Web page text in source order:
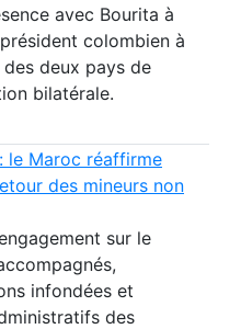
avec Bourita à
colombien à
deux pays de
bilatérale.
le Maroc réaffirme
des mineurs non
sur le
infondées et
des